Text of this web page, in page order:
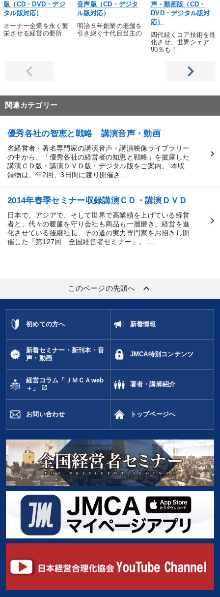
版（CD・DVD・デジ
タル版対応）
オーナー企業を永く繁
栄させる経営の要所
音声版（CD・デジタ
ル版対応）
明治５年創業の老舗を
引き継ぐ十代目当主の
声・動画版（CD・
DVD・デジタル版対
応）
四代続くコア技術を進
化させ、世界シェア
90％も！
関連カテゴリー
優秀各社の智恵と戦略 講演音声・動画
名経営者・著名専門家の講演音声・講演映像ライブラリー
の中から、「優秀各社の経営者の知恵と戦略」を披露した
講演ＣＤ版・講演ＤＶＤ版・デジタル版をご案内。 本収
録物は、年2回、3日間に渡り開催さ...
2014年春季セミナー収録講演ＣＤ・講演ＤＶＤ
日本で、アジアで、そして世界で高業績を上げている経営
者と、代々の暖簾を守り会社も商品も一層磨き、経営を進
化させている後継社長、その道の実力専門家をお招きし開
催した「第127回 全国経営者セミナー」。 ...
このページの先頭へ keyboard_arrow_up
初めての方へ 新着情報
新着セミナー・新刊本・音
声・動画
JMCA特別コンテンツ
経営コラム「ＪＭＣＡweb
＋」
open_in_new
著者・講師紹介
お問い合わせ トップページへ